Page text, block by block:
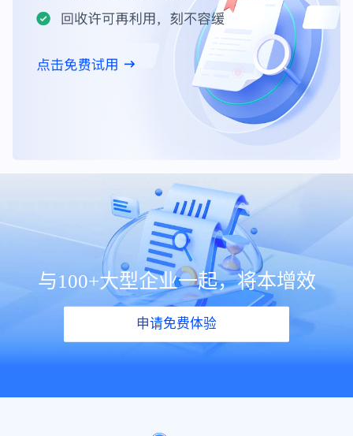
与100+大型企业一起，将本增效
申请免费体验